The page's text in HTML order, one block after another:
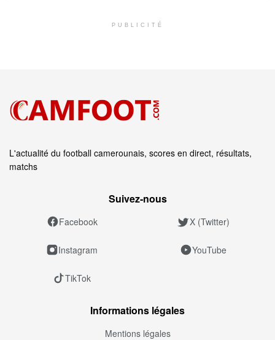
PUBLICITÉ
L'actualité du football camerounais, scores en direct, résultats,
matchs
Suivez‑nous
Facebook X (Twitter)
Instagram YouTube
TikTok
Informations légales
Mentions légales